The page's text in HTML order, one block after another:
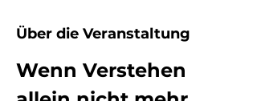
Über die Veranstaltung
Wenn Verstehen